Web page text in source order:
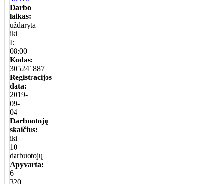
Darbo
laikas:
uždaryta
iki
I:
08:00
Kodas:
305241887
Registracijos
data:
2019-
09-
04
Darbuotojų
skaičius:
iki
10
darbuotojų
Apyvarta:
6
320